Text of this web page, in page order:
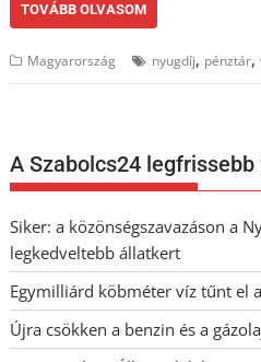
TOVÁBB OLVASOM
Magyarország nyugdíj, pénztár,
A Szabolcs24 legfrissebb
Siker: a közönségszavazáson a
legkedveltebb állatkert
Egymilliárd köbméter víz tűnt el
Újra csökken a benzin és a